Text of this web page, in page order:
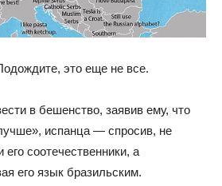
это еще не все.
в бешенство, заявив ему, что
испанца — спросив, не
соотечественники, а
его язык бразильским.